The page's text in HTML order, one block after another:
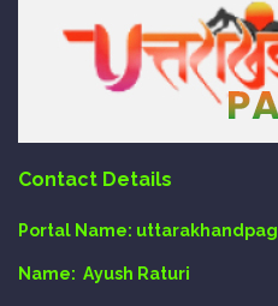
Contact Details
Portal Name:
Name: Ayush Raturi